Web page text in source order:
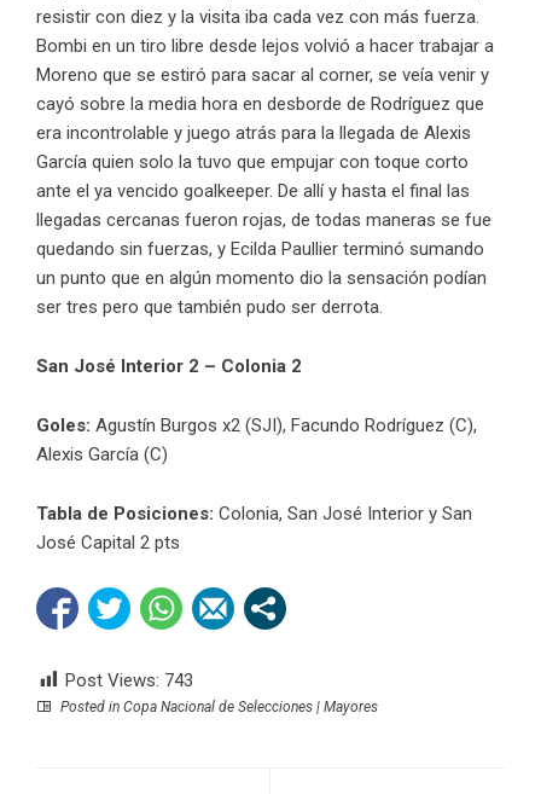
resistir con diez y la visita iba cada vez con más fuerza.
Bombi en un tiro libre desde lejos volvió a hacer trabajar a
Moreno que se estiró para sacar al corner, se veía venir y
cayó sobre la media hora en desborde de Rodríguez que
era incontrolable y juego atrás para la llegada de Alexis
García quien solo la tuvo que empujar con toque corto
ante el ya vencido goalkeeper. De allí y hasta el final las
llegadas cercanas fueron rojas, de todas maneras se fue
quedando sin fuerzas, y Ecilda Paullier terminó sumando
un punto que en algún momento dio la sensación podían
ser tres pero que también pudo ser derrota.
San José Interior 2 – Colonia 2
Goles: Agustín Burgos x2 (SJI), Facundo Rodríguez (C),
Alexis García (C)
Tabla de Posiciones: Colonia, San José Interior y San
José Capital 2 pts
Post Views: 743
Posted in Copa Nacional de Selecciones | Mayores